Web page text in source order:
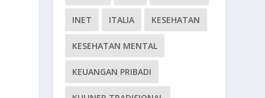
INET ITALIA KESEHATAN
KESEHATAN MENTAL
KEUANGAN PRIBADI